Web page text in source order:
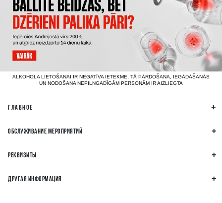
ALKOHOLA LIETOŠANAI IR NEGATĪVA IETEKME, TĀ PĀRDOŠANA, IEGĀDĀŠANĀS
UN NODOŠANA NEPILNGADĪGĀM PERSONĀM IR AIZLIEGTA
ГЛАВНОЕ
ОБСЛУЖИВАНИЕ МЕРОПРИЯТИЙ
РЕКВИЗИТЫ
ДРУГАЯ ИНФОРМАЦИЯ